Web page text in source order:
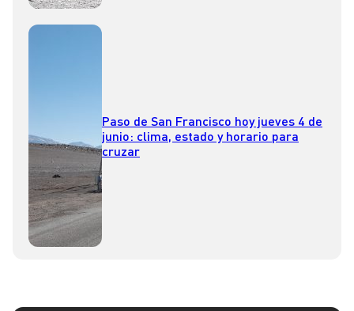
Paso de San Francisco hoy jueves 4 de
junio: clima, estado y horario para
cruzar